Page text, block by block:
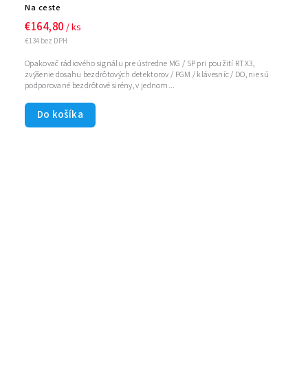
Na ceste
€134 bez DPH
€164,80 / ks
Do košíka
Opakovač rádiového signálu pre ústredne MG / SP pri použití RTX3,
zvýšenie dosahu bezdrôtových detektorov / PGM / klávesníc / DO, nie sú
podporované bezdrôtové sirény, v jednom...